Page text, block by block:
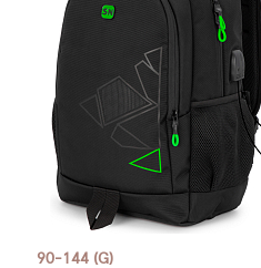
90-144 (G)